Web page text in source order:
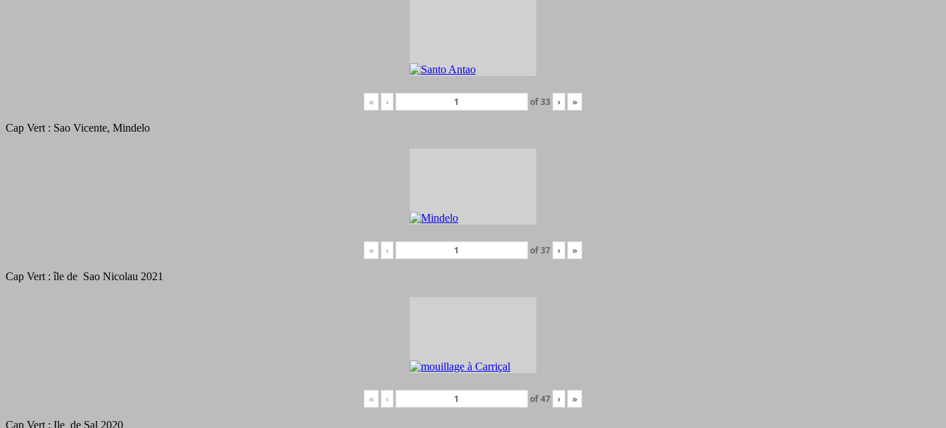
« ‹ of33 › »
Cap Vert : Sao Vicente, Mindelo
« ‹ of37 › »
Cap Vert : île de Sao Nicolau 2021
« ‹ of47 › »
Cap Vert : Ile de Sal 2020